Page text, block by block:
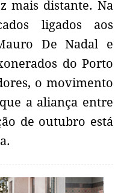
mais distante. Na
ligados aos
De Nadal e
do Porto
o movimento
a aliança entre
de outubro está